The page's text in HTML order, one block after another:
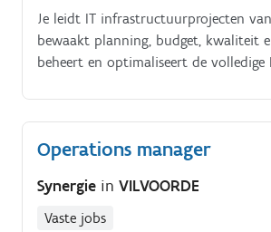
Je leidt IT infrastructuurprojecten
bewaakt planning, budget, kwaliteit
beheert en optimaliseert de volledige
Operations manager
Synergie in VILVOORDE
Vaste jobs